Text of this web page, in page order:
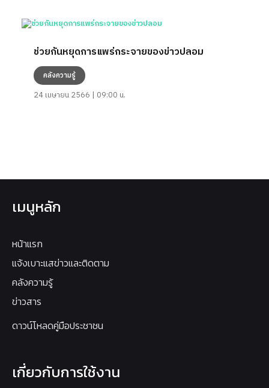
ช่วยกันหยุดการแพร่กระจายของข่าวปลอม
คลังความรู้
24 เมษายน 2566 | 09:00 น.
เมนูหลัก
หน้าแรก
แจ้งเบาะแสข่าวและติดตาม
คลังความรู้
ข่าวสาร
ดาวน์โหลดคู่มือประชาชน
เกี่ยวกับการใช้งาน